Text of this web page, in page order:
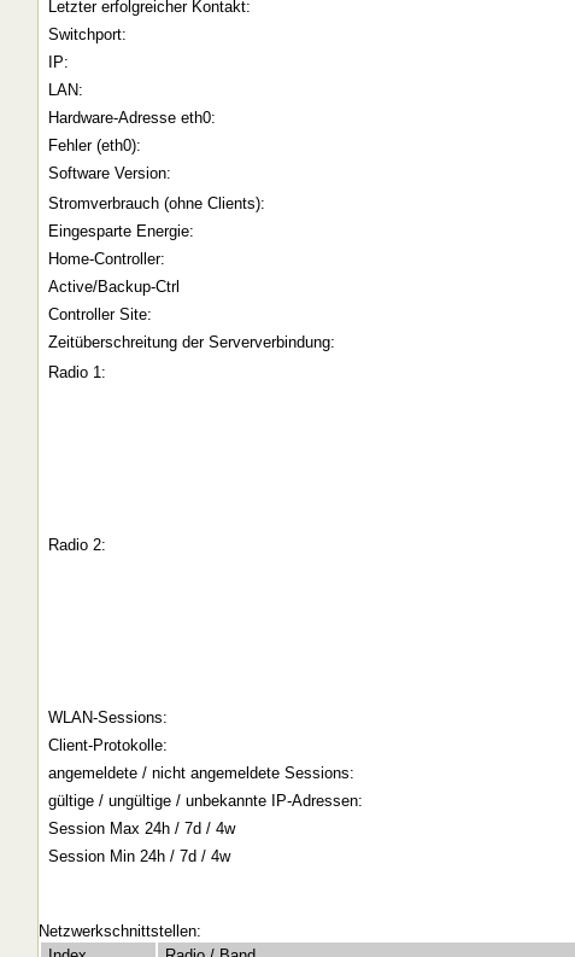
Letzter erfolgreicher Kontakt:
Switchport:
IP:
LAN:
Hardware-Adresse eth0:
Fehler (eth0):
Software Version:
Stromverbrauch (ohne Clients):
Eingesparte Energie:
Home-Controller:
Active/Backup-Ctrl
Controller Site:
Zeitüberschreitung der Serververbindung:
Radio 1:
Radio 2:
WLAN-Sessions:
Client-Protokolle:
angemeldete / nicht angemeldete Sessions:
gültige / ungültige / unbekannte IP-Adressen:
Session Max 24h / 7d / 4w
Session Min 24h / 7d / 4w
Netzwerkschnittstellen: